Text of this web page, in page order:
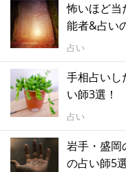
怖いほど当
能者&占い
占い
手相占いし
い師3選！
占い
岩手・盛岡
の占い師5